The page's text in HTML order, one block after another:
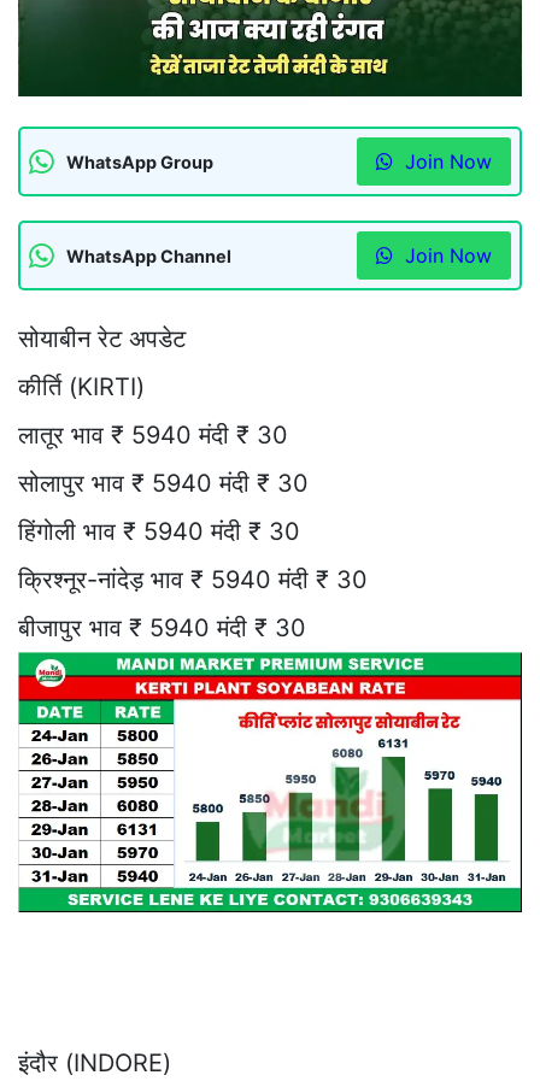
WhatsApp Group Join Now
WhatsApp Channel Join Now
सोयाबीन रेट अपडेट
कीर्ति (KIRTI)
लातूर भाव ₹ 5940 मंदी ₹ 30
सोलापुर भाव ₹ 5940 मंदी ₹ 30
हिंगोली भाव ₹ 5940 मंदी ₹ 30
क्रिश्नूर-नांदेड़ भाव ₹ 5940 मंदी ₹ 30
बीजापुर भाव ₹ 5940 मंदी ₹ 30
इंदौर (INDORE)